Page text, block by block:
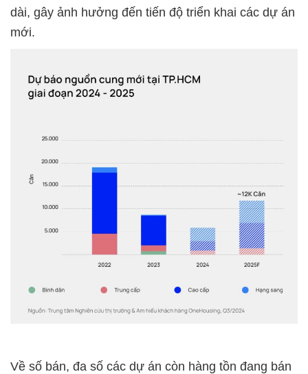
dài, gây ảnh hưởng đến tiến độ triển khai các dự án
mới.
Về số bán, đa số các dự án còn hàng tồn đang bán